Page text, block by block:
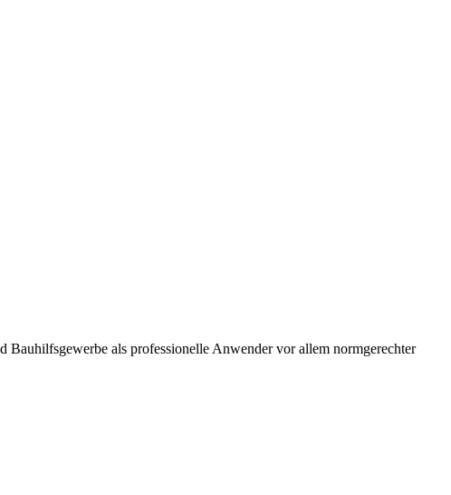
als professionelle Anwender vor allem normgerechter